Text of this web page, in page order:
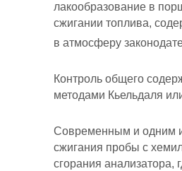
лакообразование в
сжигании топлива,
в атмосферу
Контроль общего
методами Кьельдаля
Современным и одним
сжигания пробы с
сгорания анализатора,